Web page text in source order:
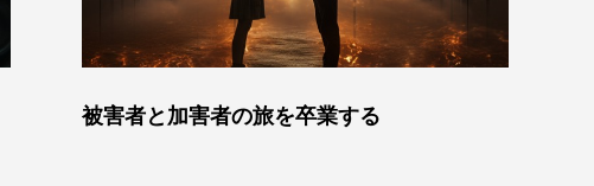
被害者と加害者の旅を卒業する